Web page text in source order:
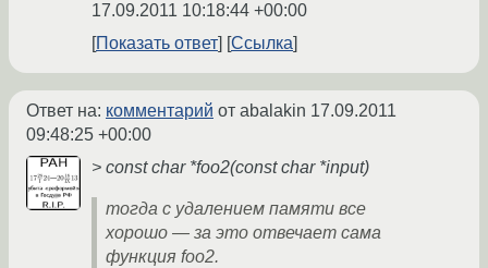
17.09.2011 10:18:44 +00:00
Показать ответ
Ссылка
Ответ на: комментарий от abalakin 17.09.2011
09:48:25 +00:00
> const char *foo2(const char *input)
тогда с удалением памяти все
хорошо — за это отвечает сама
функция foo2.